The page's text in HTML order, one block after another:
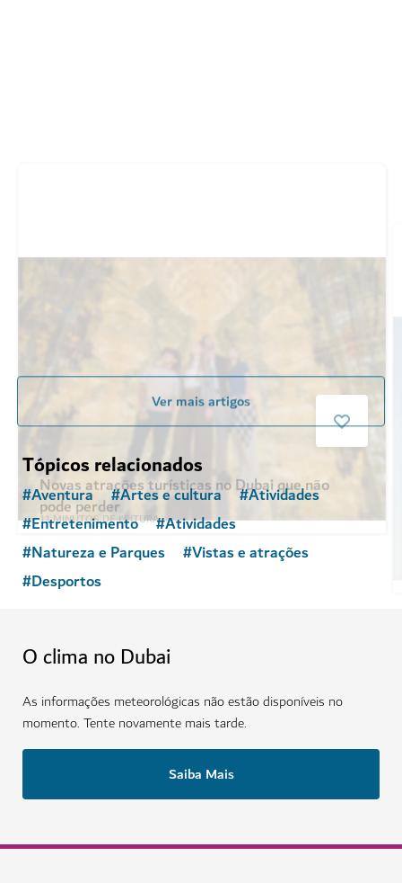
Novas atrações turísticas no Dubai que não
pode perder
Ver mais artigos
Tópicos relacionados
#Aventura #Artes e cultura #Atividades
#Entretenimento #Atividades
#Natureza e Parques #Vistas e atrações
#Desportos
O clima no Dubai
As informações meteorológicas não estão disponíveis no
momento. Tente novamente mais tarde.
Saiba Mais